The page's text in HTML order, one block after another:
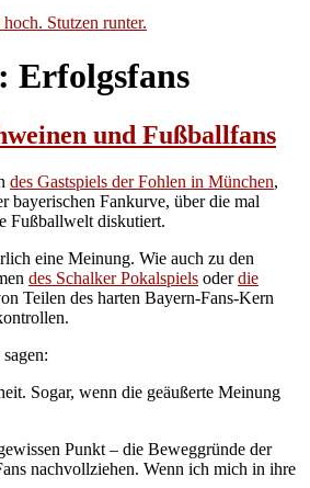
Erfolgsfans
und Fußballfans
des Gastspiels der Fohlen in München,
bayerischen Fankurve, über die mal
Fußballwelt diskutiert.
eine Meinung. Wie auch zu den
des Schalker Pokalspiels oderdie
Teilen des harten Bayern-Fans-Kern
Sogar, wenn die geäußerte Meinung
Punkt – die Beweggründe der
nachvollziehen. Wenn ich mich in ihre